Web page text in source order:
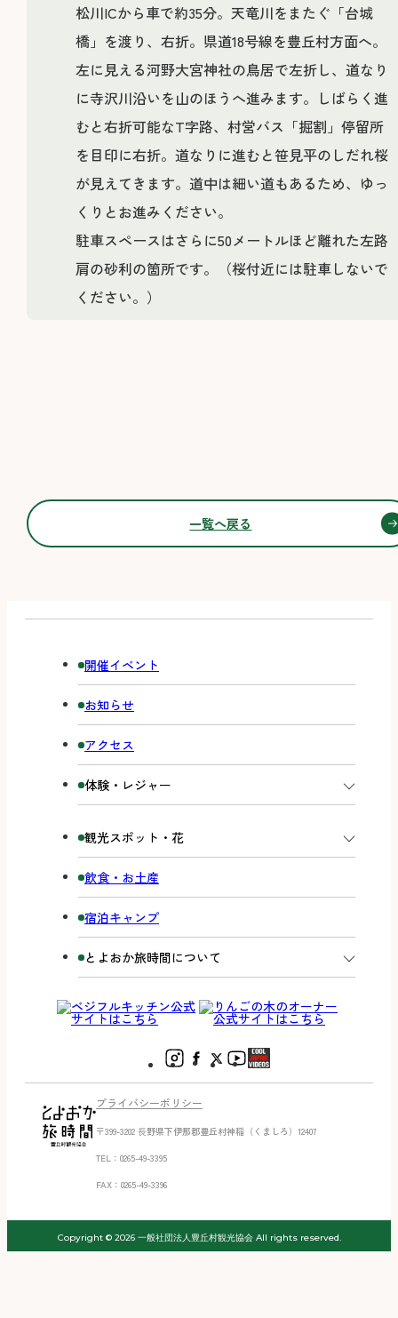
松川ICから車で約35分。天竜川をまたぐ「台城
橋」を渡り、右折。県道18号線を豊丘村方面へ。
左に見える河野大宮神社の鳥居で左折し、道なり
に寺沢川沿いを山のほうへ進みます。しばらく進
むと右折可能なT字路、村営バス「掘割」停留所
を目印に右折。道なりに進むと笹見平のしだれ桜
が見えてきます。道中は細い道もあるため、ゆっ
くりとお進みください。
駐車スペースはさらに50メートルほど離れた左路
肩の砂利の箇所です。（桜付近には駐車しないで
ください。）
一覧へ戻る
開催イベント
お知らせ
アクセス
体験・レジャー
観光スポット・花
飲食・お土産
宿泊キャンプ
とよおか旅時間について
プライバシーポリシー
〒399-3202 ⻑野県下伊那郡豊丘村神稲（くましろ）12407
TEL：0265-49-3395
FAX：0265-49-3396
Copyright © 2026 一般社団法人豊丘村観光協会 All rights reserved.